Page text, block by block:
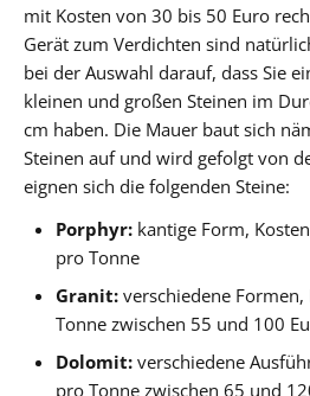
mit Kosten von 30 bis 50 Euro
Gerät zum Verdichten sind
bei der Auswahl darauf, dass Sie
kleinen und großen Steinen im
cm haben. Die Mauer baut sich
Steinen auf und wird gefolgt von
eignen sich die folgenden Steine:
Porphyr: kantige Form,
pro Tonne
Granit: verschiedene
Tonne zwischen 55 und 100
Dolomit: verschiedene
pro Tonne zwischen 65 und